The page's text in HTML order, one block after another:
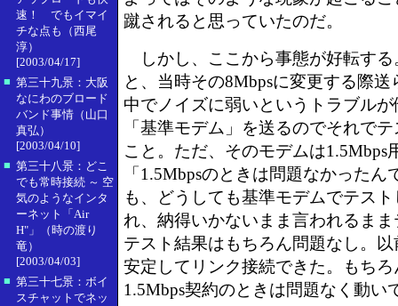
速！ でもイマイ
チな点も（西尾
淳）
[2003/04/17]
■ 第三十九景：大阪
なにわのブロード
バンド事情（山口
真弘）
[2003/04/10]
■ 第三十八景：どこ
でも常時接続 ～ 空
気のようなインタ
ーネット「Air
H"」（時の渡り
竜）
[2003/04/03]
■ 第三十七景：ボイ
スチャットでネッ
蹴されると思っていたのだ。
しかし、ここから事態が好転する
と、当時その8Mbpsに変更する際
中でノイズに弱いというトラブル
「基準モデム」を送るのでそれで
こと。ただ、そのモデムは1.5Mbps
「1.5Mbpsのときは問題なかった
も、どうしても基準モデムでテス
れ、納得いかないまま言われるま
テスト結果はもちろん問題なし。
安定してリンク接続できた。もち
1.5Mbps契約のときは問題なく動い